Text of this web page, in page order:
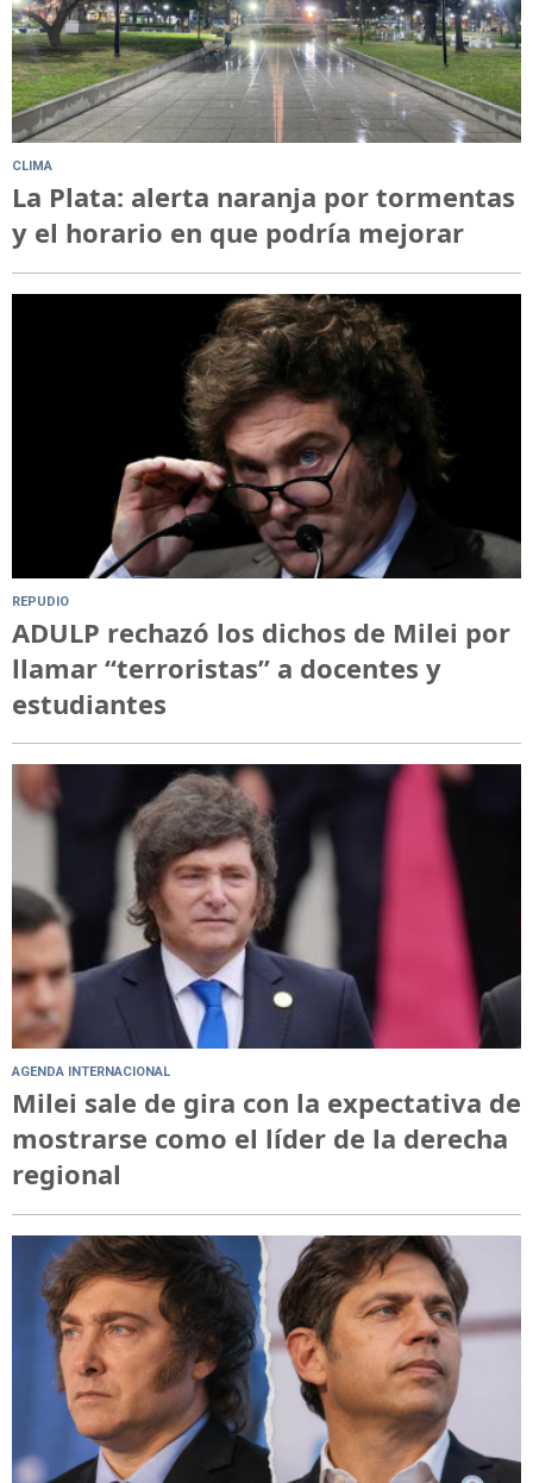
CLIMA
La Plata: alerta naranja por tormentas
y el horario en que podría mejorar
REPUDIO
ADULP rechazó los dichos de Milei por
llamar “terroristas” a docentes y
estudiantes
AGENDA INTERNACIONAL
Milei sale de gira con la expectativa de
mostrarse como el líder de la derecha
regional